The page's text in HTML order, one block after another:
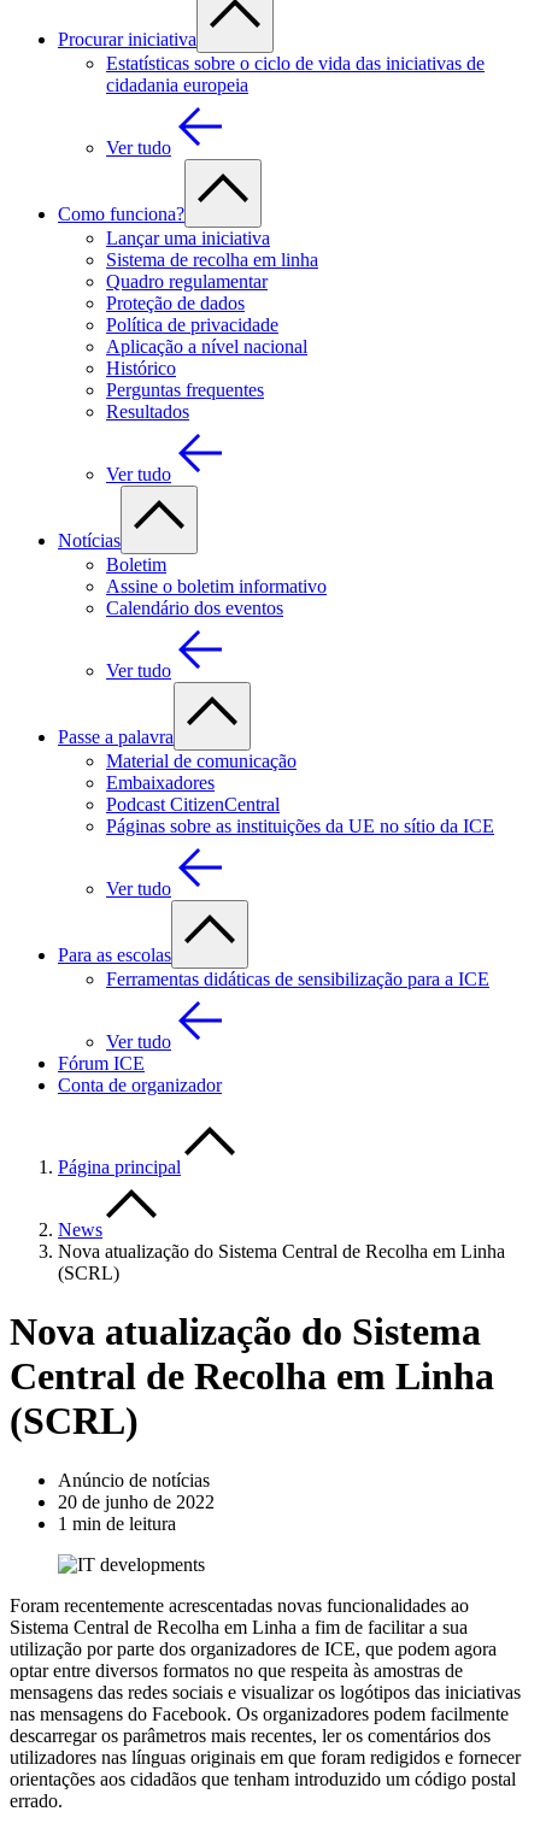
Procurar iniciativa
Estatísticas sobre o ciclo de vida das iniciativas de
cidadania europeia
Ver tudo
Como funciona?
Lançar uma iniciativa
Sistema de recolha em linha
Quadro regulamentar
Proteção de dados
Política de privacidade
Aplicação a nível nacional
Histórico
Perguntas frequentes
Resultados
Ver tudo
Notícias
Boletim
Assine o boletim informativo
Calendário dos eventos
Ver tudo
Passe a palavra
Material de comunicação
Embaixadores
Podcast CitizenCentral
Páginas sobre as instituições da UE no sítio da ICE
Ver tudo
Para as escolas
Ferramentas didáticas de sensibilização para a ICE
Ver tudo
Fórum ICE
Conta de organizador
Página principal
News
Nova atualização do Sistema Central de Recolha em Linha
(SCRL)
Nova atualização do Sistema
Central de Recolha em Linha
(SCRL)
Anúncio de notícias
20 de junho de 2022
1 min de leitura
Foram recentemente acrescentadas novas funcionalidades ao
Sistema Central de Recolha em Linha a fim de facilitar a sua
utilização por parte dos organizadores de ICE, que podem agora
optar entre diversos formatos no que respeita às amostras de
mensagens das redes sociais e visualizar os logótipos das iniciativas
nas mensagens do Facebook. Os organizadores podem facilmente
descarregar os parâmetros mais recentes, ler os comentários dos
utilizadores nas línguas originais em que foram redigidos e fornecer
orientações aos cidadãos que tenham introduzido um código postal
errado.